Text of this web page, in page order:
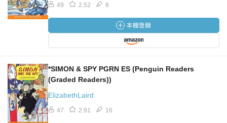
49 2.52 8
*SIMON & SPY PGRN ES (Penguin Readers
(Graded Readers))
ElizabethLaird
47 2.91 16